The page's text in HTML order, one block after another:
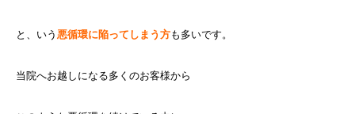
と、いう 悪循環に陥ってしまう方も多いです。
当院へお越しになる多くのお客様から